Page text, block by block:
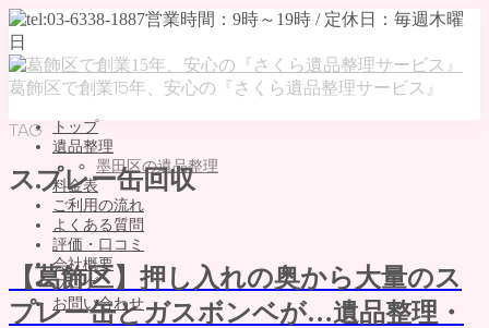
葛飾区で創業15年、安心の『さくら遺品整理サービス』
トップ
遺品整理
墨田区の遺品整理
料金表
ご利用の流れ
よくある質問
評価・口コミ
会社概要
ブログ
お問い合わせ
TAG
スプレー缶回収
【葛飾区】押し入れの奥から大量のス
プレー缶とガスボンベが…遺品整理・